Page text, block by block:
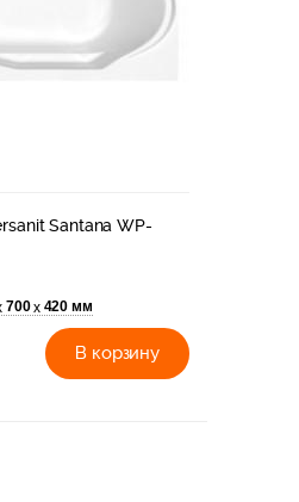
Santana WP-
700х 420 мм
В корзину